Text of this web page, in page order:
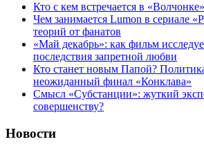
Кто с кем встречается в
Чем занимается Lumon в сериале
теорий от фанатов
«Май декабрь»: как фильм
последствия запретной любви
Кто станет новым Папой?
неожиданный финал «Конклава»
Cмысл «Субстанции»: жуткий
совершенству?
Новости